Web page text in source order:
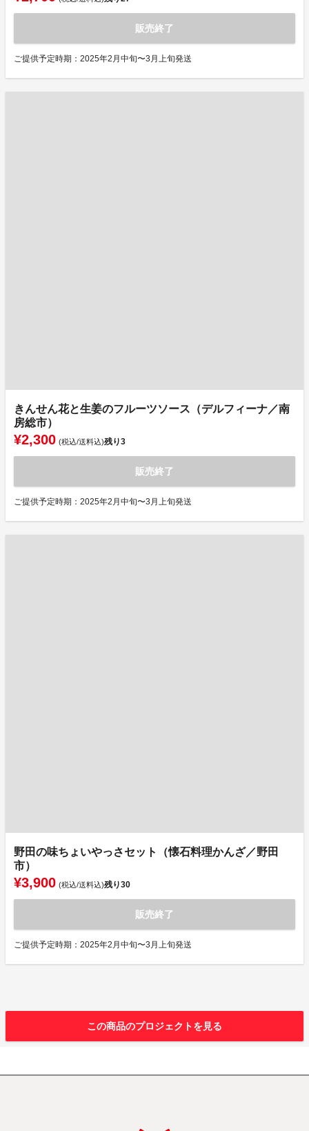
販売終了
ご提供予定時期：2025年2月中旬〜3月上旬発送
きんせん花と生姜のフルーツソース（デルフィーナ／南
房総市）
¥2,300 (税込/送料込)残り3
販売終了
ご提供予定時期：2025年2月中旬〜3月上旬発送
野田の味ちょいやっさセット（懐石料理かんざ／野田
市）
¥3,900 (税込/送料込)残り30
販売終了
ご提供予定時期：2025年2月中旬〜3月上旬発送
この商品のプロジェクトを見る